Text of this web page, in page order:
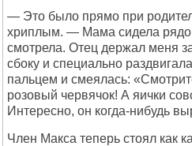
— Это было прямо при
хриплым. — Мама сидела
смотрела. Отец держал меня
сбоку и специально
пальцем и смеялась:
розовый червячок! А яички
Интересно, он когда-нибудь
Член Макса теперь стоял как